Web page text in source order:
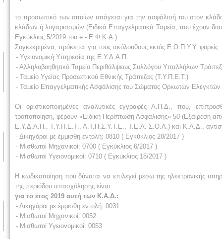
το προσωπικό των οποίων υπάγεται για την ασφάλισή του στον
κλάδων ή λογαριασμών (Ειδικά Επαγγελματικά Ταμεία, που έχουν
Εγκύκλιος 5/2019 του e - Ε.Φ.Κ.Α.)
Συγκεκριμένα, πρόκειται για τους ακόλουθους εκτός Ε.Ο.Π.Υ.Υ. φορείς:
- Υγειονομική Υπηρεσία της Ε.Υ.Δ.Α.Π.
- Αλληλοβοηθητικό Ταμείο Περιθάλψεως Συλλόγου Υπαλλήλων
- Ταμείο Υγείας Προσωπικού Εθνικής Τράπεζας (Τ.Υ.Π.Ε.Τ.)
- Ταμείο Επαγγελματικής Ασφάλισης του Σώματος Ορκωτών
Οι οριστικοποιημένες αναλυτικές εγγραφές Α.Π.Δ., που,
τροποποίηση, φέρουν «Ειδική Περίπτωση Ασφάλισης» 50 (Εξαίρεση
Ε.Υ.Δ.Α.Π., Τ.Υ.Π.Ε.Τ., Α.Τ.Π.Σ.Υ.Τ.Ε., Τ.Ε.Α.-Σ.Ο.Λ.) και Κ.Α.Δ.,
- Δικηγόροι με έμμισθη εντολή: 0810 ( Εγκύκλιος 28/2017 )
- Μισθωτοί Μηχανικοί: 0700 ( Εγκύκλιος 6/2017 )
- Μισθωτοί Υγειονομικοί: 0710 ( Εγκύκλιος 18/2017 )
Η κωδικοποίηση που δύναται να επιλεγεί μέσω της ηλεκτρονικής
της περιόδου απασχόλησης είναι:
για το έτος 2019 αυτή των Κ.Α.Δ.:
- Δικηγόροι με έμμισθη εντολή: 0031
- Μισθωτοί Μηχανικοί: 0052
- Μισθωτοί Υγειονομικοί: 0053